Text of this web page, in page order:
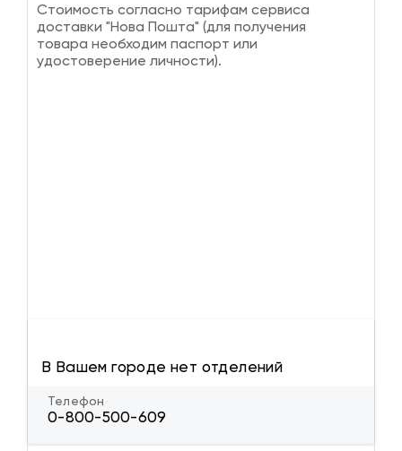
Стоимость согласно тарифам сервиса
доставки "Нова Пошта" (для получения
товара необходим паспорт или
удостоверение личности).
В Вашем городе нет отделений
Телефон
0-800-500-609